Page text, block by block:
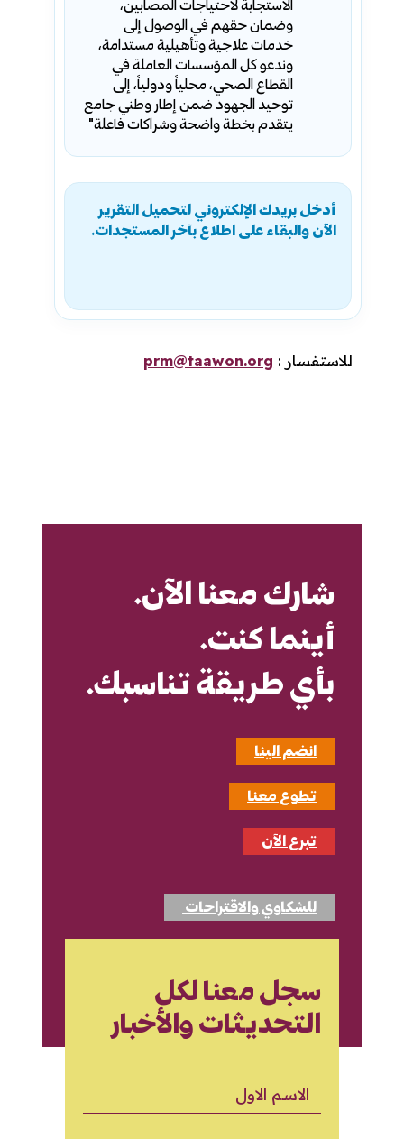
الاستجابة لاحتياجات المصابين،
وضمان حقهم في الوصول إلى
خدمات علاجية وتأهيلية مستدامة،
وندعو كل المؤسسات العاملة في
القطاع الصحي، محلياً ودولياً، إلى
توحيد الجهود ضمن إطار وطني جامع
يتقدم بخطة واضحة وشراكات فاعلة"
أدخل بريدك الإلكتروني لتحميل التقرير
الآن والبقاء على اطلاع بآخر المستجدات.
للاستفسار : prm@taawon.org
شارك معنا الآن.
أينما كنت.
بأي طريقة تناسبك.
انضم الينا
تطوع معنا
تبرع الآن
للشكاوي والاقتراحات
سجل معنا لكل
التحديثات والأخبار